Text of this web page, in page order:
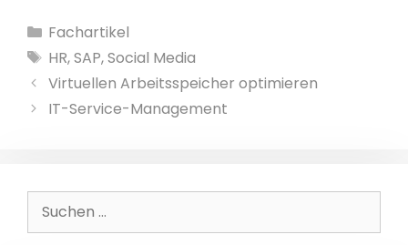
Kategorien
Fachartikel
Schlagwörter
HR,SAP,Social Media
Virtuellen Arbeitsspeicher optimieren
IT-Service-Management
Suchen
nach: